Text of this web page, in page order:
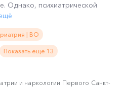
Однако, психиатрической
| ВО
Показать ещё 13
и наркологии Первого Санкт-